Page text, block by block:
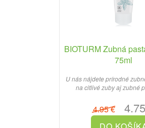
BIOTURM Zubná
75ml
U nás nájdete prírodné
na citlivé zuby aj zubné
4.95 €